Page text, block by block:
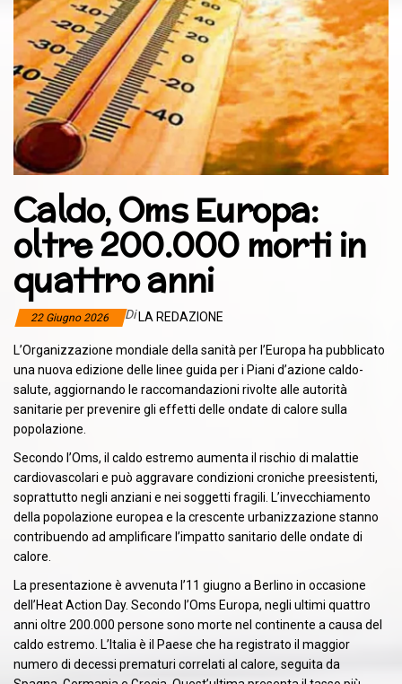
Caldo, Oms Europa:
oltre 200.000 morti in
quattro anni
22 Giugno 2026 Di LA REDAZIONE
L’Organizzazione mondiale della sanità per l’Europa ha pubblicato
una nuova edizione delle linee guida per i Piani d’azione caldo-
salute, aggiornando le raccomandazioni rivolte alle autorità
sanitarie per prevenire gli effetti delle ondate di calore sulla
popolazione.
Secondo l’Oms, il caldo estremo aumenta il rischio di malattie
cardiovascolari e può aggravare condizioni croniche preesistenti,
soprattutto negli anziani e nei soggetti fragili. L’invecchiamento
della popolazione europea e la crescente urbanizzazione stanno
contribuendo ad amplificare l’impatto sanitario delle ondate di
calore.
La presentazione è avvenuta l’11 giugno a Berlino in occasione
dell’Heat Action Day. Secondo l’Oms Europa, negli ultimi quattro
anni oltre 200.000 persone sono morte nel continente a causa del
caldo estremo. L’Italia è il Paese che ha registrato il maggior
numero di decessi prematuri correlati al calore, seguita da